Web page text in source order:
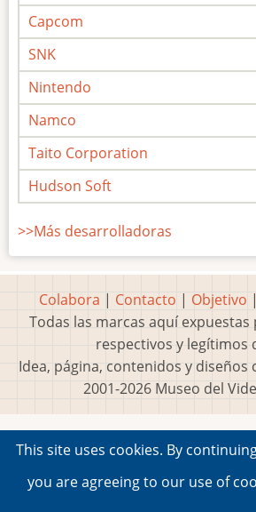
Capcom
SNK
Nintendo
Namco
Taito Corporation
Hudson Soft
>>Más desarrolladoras
Colabora | Contacto | Objetivo |
Todas las marcas aquí expuestas
respectivos y legítimos
Idea, página, contenidos y diseños
2001-2026 Museo del
This site uses cookies. By
you are agreeing to our use of